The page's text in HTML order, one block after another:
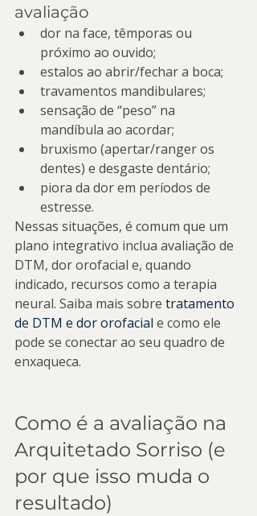
avaliação
dor na face, têmporas ou
próximo ao ouvido;
estalos ao abrir/fechar a boca;
travamentos mandibulares;
sensação de “peso” na
mandíbula ao acordar;
bruxismo (apertar/ranger os
dentes) e desgaste dentário;
piora da dor em períodos de
estresse.
Nessas situações, é comum que um
plano integrativo inclua avaliação de
DTM, dor orofacial e, quando
indicado, recursos como a terapia
neural. Saiba mais sobre tratamento
de DTM e dor orofacial e como ele
pode se conectar ao seu quadro de
enxaqueca.
Como é a avaliação na
Arquitetado Sorriso (e
por que isso muda o
resultado)